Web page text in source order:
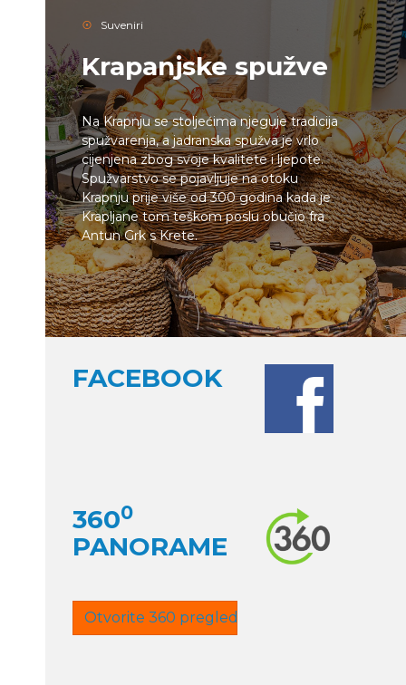
Suveniri
Krapanjske spužve
Na Krapnju se stoljećima njeguje tradicija
spužvarenja, a jadranska spužva je vrlo
cijenjena zbog svoje kvalitete i ljepote.
Spužvarstvo se pojavljuje na otoku
Krapnju prije više od 300 godina kada je
Krapljane tom teškom poslu obučio fra
Antun Grk s Krete.
FACEBOOK
3600
PANORAME
Otvorite 360 pregled